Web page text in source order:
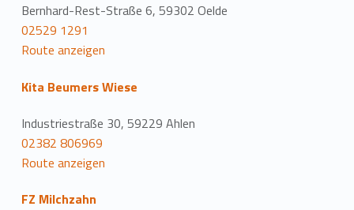
Bernhard-Rest-Straße 6, 59302 Oelde
02529 1291
Route anzeigen
Kita Beumers Wiese
Industriestraße 30, 59229 Ahlen
02382 806969
Route anzeigen
FZ Milchzahn